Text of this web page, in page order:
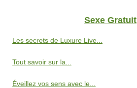
Sexe Gratuit
Les secrets de Luxure Live...
Tout savoir sur la...
Éveillez vos sens avec le...